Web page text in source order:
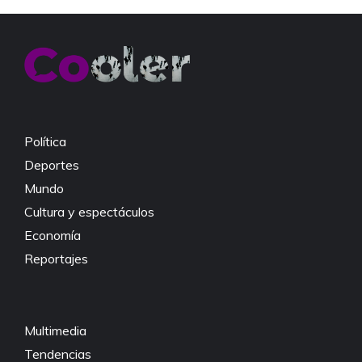
e
o
er s
p
y
n
Política
Deportes
Mundo
Cultura y espectáculos
Economía
Reportajes
Multimedia
Tendencias